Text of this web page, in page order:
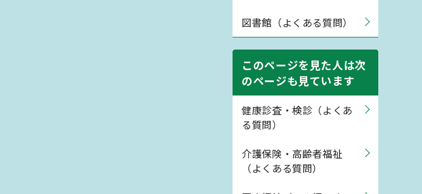
図書館（よくある質問）
このページを見た人は次
のページも見ています
健康診査・検診（よくあ
る質問）
介護保険・高齢者福祉
（よくある質問）